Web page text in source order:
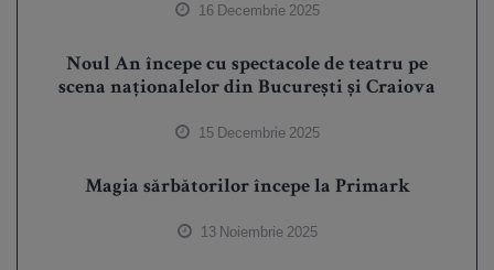
16 Decembrie 2025
Noul An începe cu spectacole de teatru pe
scena naționalelor din București și Craiova
15 Decembrie 2025
Magia sărbătorilor începe la Primark
13 Noiembrie 2025